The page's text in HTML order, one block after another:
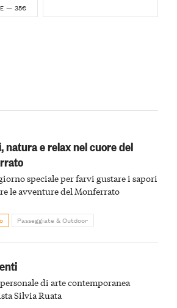
— 35€
natura e relax nel cuore del
speciale per farvi gustare i sapori
le avventure del Monferrato
Passeggiate & Outdoor
di arte contemporanea
Silvia Ruata